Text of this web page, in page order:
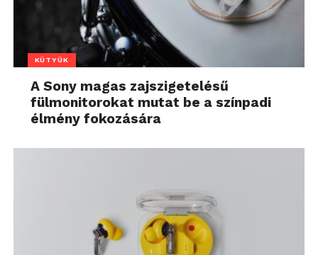
KÜTYÜK
A Sony magas zajszigetelésű
fülmonitorokat mutat be a színpadi
élmény fokozására